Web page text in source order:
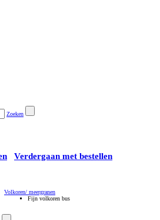
Zoeken
Verdergaan met bestellen
Volkoren/ meergranen
Fijn volkoren bus